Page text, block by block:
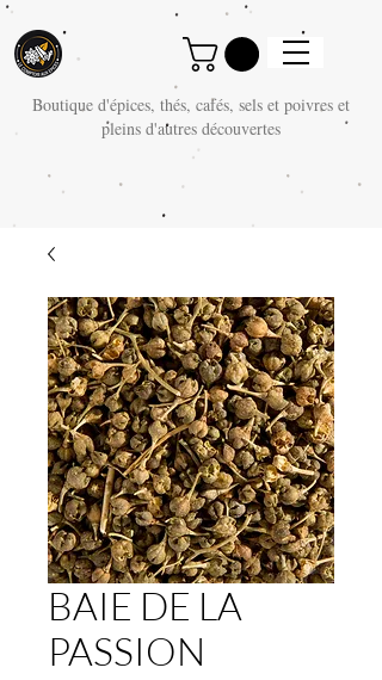
Boutique d'épices, thés, cafés, sels et poivres et
pleins d'autres découvertes
BAIE DE LA
PASSION